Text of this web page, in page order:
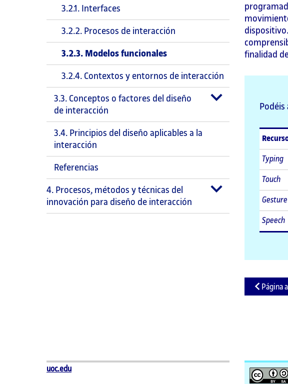
3.2.1. Interfaces
3.2.2. Procesos de interacción
3.2.3. Modelos funcionales
3.2.4. Contextos y entornos de interacción
3.3. Conceptos o factores del diseño
de interacción
3.4. Principios del diseño aplicables a la
interacción
Referencias
4. Procesos, métodos y técnicas del
innovación para diseño de interacción
finalidad
Typing
Touch
Gesture
Speech
Página
uoc.edu